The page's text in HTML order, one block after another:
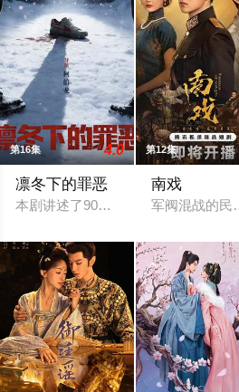
第16集 4.0
凛冬下的罪恶
本剧讲述了90年代末，怒河市刑侦
第12集
南戏
军阀混战的民